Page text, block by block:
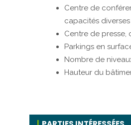
Centre de
capacités diverses
Centre de presse,
Parkings en
Nombre de
Hauteur du